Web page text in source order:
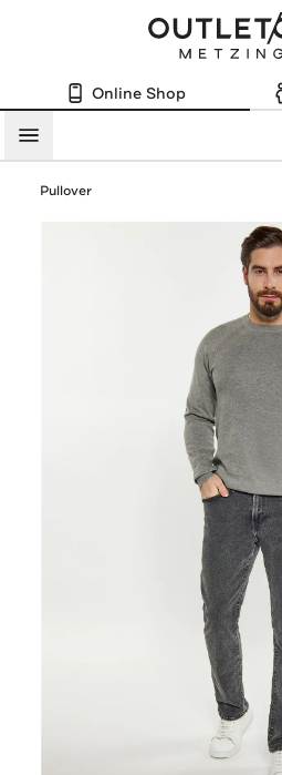
Online Shop
Menü
Pullover